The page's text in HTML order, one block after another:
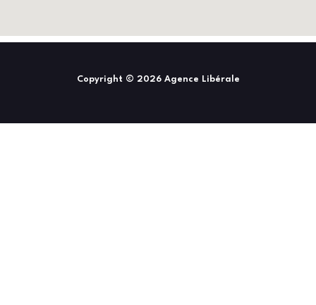
Copyright © 2026 Agence Libérale